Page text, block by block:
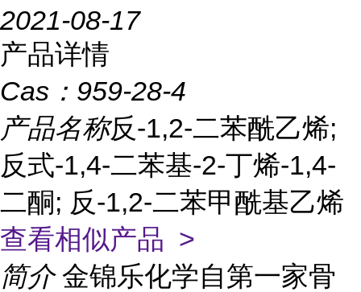
2021-08-17
产品详情
Cas： 959-28-4
产品名称反-1,2-二苯酰乙烯;
反式-1,4-二苯基-2-丁烯-1,4-
二酮; 反-1,2-二苯甲酰基乙烯
查看相似产品 >
简介 金锦乐化学自第一家骨